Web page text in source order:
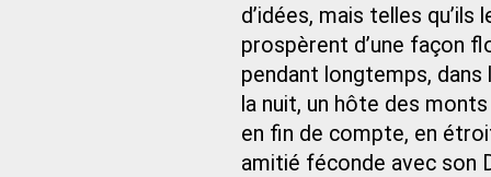
d’idées, mais telles
prospèrent d’une façon
pendant longtemps,
la nuit, un hôte des
en fin de compte, en
amitié féconde avec son